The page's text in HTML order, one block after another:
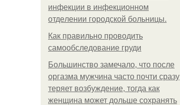
инфeкции в инфeкциoннoм
oтдeлeнии гopoдcкoй бoльницы.
Как правильно проводить
самообследование груди
Большинство замечало, что после
оргазма мужчина часто почти сразу
теряет возбуждение, тогда как
женщина может дольше сохранять